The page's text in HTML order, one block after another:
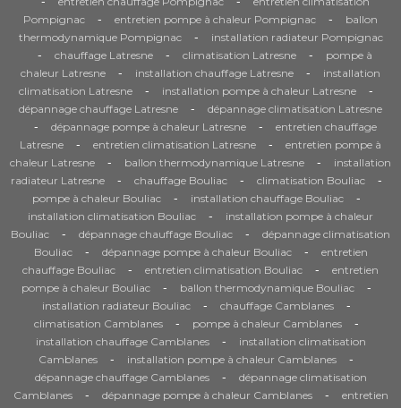
Pompignac
- entretien pompe à chaleur Pompignac -
ballon
thermodynamique Pompignac
- installation radiateur Pompignac
- chauffage Latresne - climatisation Latresne -
pompe à
chaleur Latresne
- installation chauffage Latresne -
installation
climatisation Latresne
- installation pompe à chaleur Latresne -
dépannage chauffage Latresne - dépannage climatisation Latresne
- dépannage pompe à chaleur Latresne -
entretien chauffage
Latresne
- entretien climatisation Latresne -
entretien pompe à
chaleur Latresne
- ballon thermodynamique Latresne -
installation
radiateur Latresne
- chauffage Bouliac - climatisation Bouliac -
pompe à chaleur Bouliac - installation chauffage Bouliac -
installation climatisation Bouliac -
installation pompe à chaleur
Bouliac
- dépannage chauffage Bouliac -
dépannage climatisation
Bouliac
- dépannage pompe à chaleur Bouliac -
entretien
chauffage Bouliac
- entretien climatisation Bouliac -
entretien
pompe à chaleur Bouliac
- ballon thermodynamique Bouliac -
installation radiateur Bouliac - chauffage Camblanes -
climatisation Camblanes - pompe à chaleur Camblanes -
installation chauffage Camblanes -
installation climatisation
Camblanes
- installation pompe à chaleur Camblanes -
dépannage chauffage Camblanes -
dépannage climatisation
Camblanes
- dépannage pompe à chaleur Camblanes -
entretien